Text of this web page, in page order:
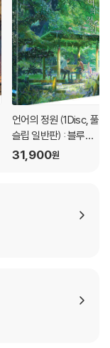
언어의 정원 (1Disc, 풀
슬립 일반판) : 블루레
이
31,900원